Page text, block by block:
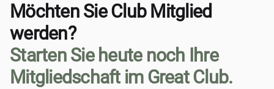
Möchten Sie Club Mitglied
werden?
Starten Sie heute noch Ihre
Mitgliedschaft im Great Club.